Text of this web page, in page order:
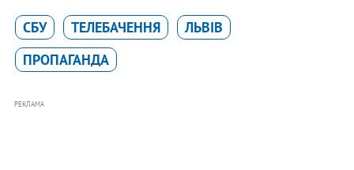
СБУ ТЕЛЕБАЧЕННЯ
ЛЬВІВ
ПРОПАГАНДА
РЕКЛАМА